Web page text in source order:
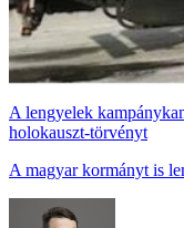
A lengyelek
holokauszt-törvényt
A magyar kormányt is